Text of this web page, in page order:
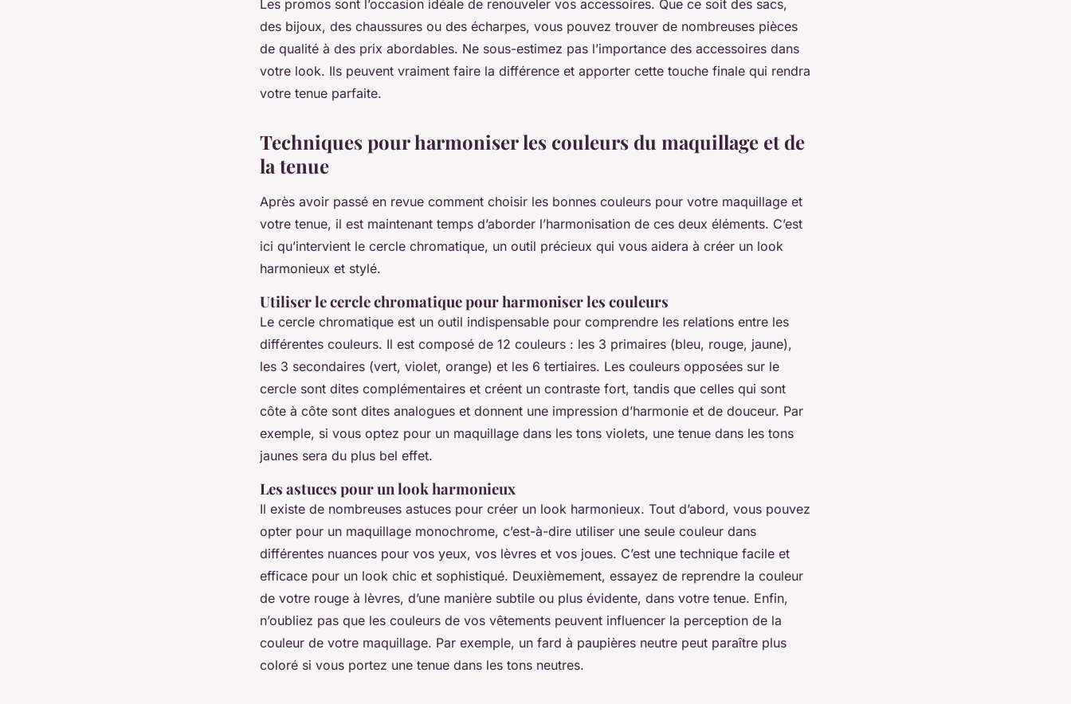
Les promos sont l’occasion idéale de renouveler vos accessoires. Que ce soit des sacs,
des bijoux, des chaussures ou des écharpes, vous pouvez trouver de nombreuses pièces
de qualité à des prix abordables. Ne sous-estimez pas l’importance des accessoires dans
votre look. Ils peuvent vraiment faire la différence et apporter cette touche finale qui rendra
votre tenue parfaite.
Techniques pour harmoniser les couleurs du maquillage et de
la tenue
Après avoir passé en revue comment choisir les bonnes couleurs pour votre maquillage et
votre tenue, il est maintenant temps d’aborder l’harmonisation de ces deux éléments. C’est
ici qu’intervient le cercle chromatique, un outil précieux qui vous aidera à créer un look
harmonieux et stylé.
Utiliser le cercle chromatique pour harmoniser les couleurs
Le cercle chromatique est un outil indispensable pour comprendre les relations entre les
différentes couleurs. Il est composé de 12 couleurs : les 3 primaires (bleu, rouge, jaune),
les 3 secondaires (vert, violet, orange) et les 6 tertiaires. Les couleurs opposées sur le
cercle sont dites complémentaires et créent un contraste fort, tandis que celles qui sont
côte à côte sont dites analogues et donnent une impression d’harmonie et de douceur. Par
exemple, si vous optez pour un maquillage dans les tons violets, une tenue dans les tons
jaunes sera du plus bel effet.
Les astuces pour un look harmonieux
Il existe de nombreuses astuces pour créer un look harmonieux. Tout d’abord, vous pouvez
opter pour un maquillage monochrome, c’est-à-dire utiliser une seule couleur dans
différentes nuances pour vos yeux, vos lèvres et vos joues. C’est une technique facile et
efficace pour un look chic et sophistiqué. Deuxièmement, essayez de reprendre la couleur
de votre rouge à lèvres, d’une manière subtile ou plus évidente, dans votre tenue. Enfin,
n’oubliez pas que les couleurs de vos vêtements peuvent influencer la perception de la
couleur de votre maquillage. Par exemple, un fard à paupières neutre peut paraître plus
coloré si vous portez une tenue dans les tons neutres.